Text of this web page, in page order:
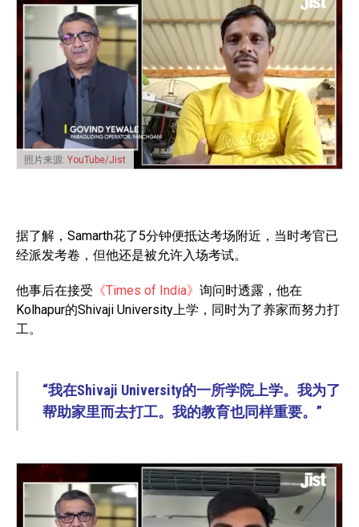
照片来源: YouTube/Jist
据了解，Samarth花了5分钟便抵达考场附近，当时考官已
经派发考卷，但他还是被允许入场考试。
他事后在接受 《Times of India》 询问时透露，他在
Kolhapur的Shivaji University上学，同时为了养家而努力打
工。
“我在Shivaji University的一所学院上学。我为了
帮助家里而去打工。我的教育也同样重要。”